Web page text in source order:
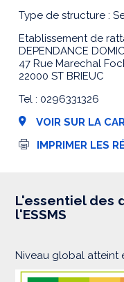
Type de structure :
Etablissement de
DEPENDANCE
47 Rue Marechal
22000 ST BRIEUC
Tel : 0296331326
VOIR SUR LA
I
s
i
IMPRIMER LES
L'essentiel des
l'ESSMS
Niveau global atteint